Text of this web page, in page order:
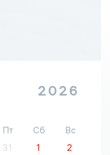
2026
Пт Сб
Вс
31 1
2